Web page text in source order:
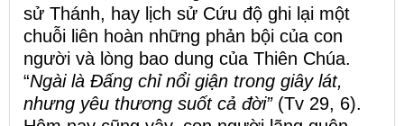
sử Thánh, hay lịch sử Cứu độ ghi lại một
chuỗi liên hoàn những phản bội của con
người và lòng bao dung của Thiên Chúa.
“Ngài là Đấng chỉ nổi giận trong giây lát,
nhưng yêu thương suốt cả đời” (Tv 29, 6).